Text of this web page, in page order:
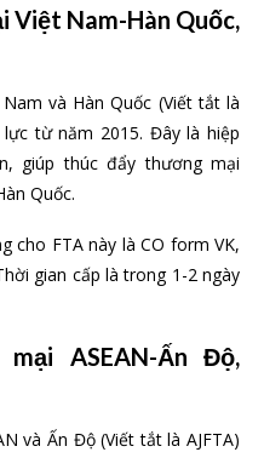
Việt Nam-Hàn Quốc,
và Hàn Quốc (Viết tắt là
từ năm 2015. Đây là hiệp
giúp thúc đẩy thương mại
Quốc.
cho FTA này là CO form VK,
gian cấp là trong 1-2 ngày
ASEAN-Ấn Độ,
và Ấn Độ (Viết tắt là AJFTA)